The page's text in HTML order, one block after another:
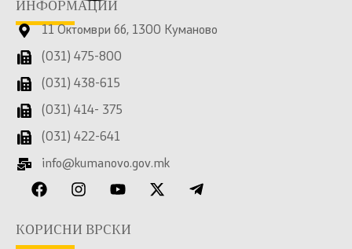
ИНФОРМАЦИИ
11 Октомври бб, 1300 Куманово
(031) 475-800
(031) 438-615
(031) 414- 375
(031) 422-641
info@kumanovo.gov.mk
КОРИСНИ ВРСКИ